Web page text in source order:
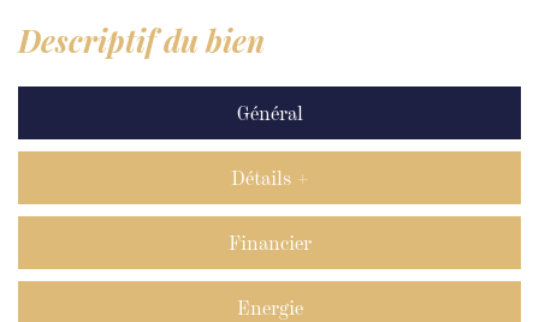
descriptif du bien
Général
Détails +
Financier
Energie